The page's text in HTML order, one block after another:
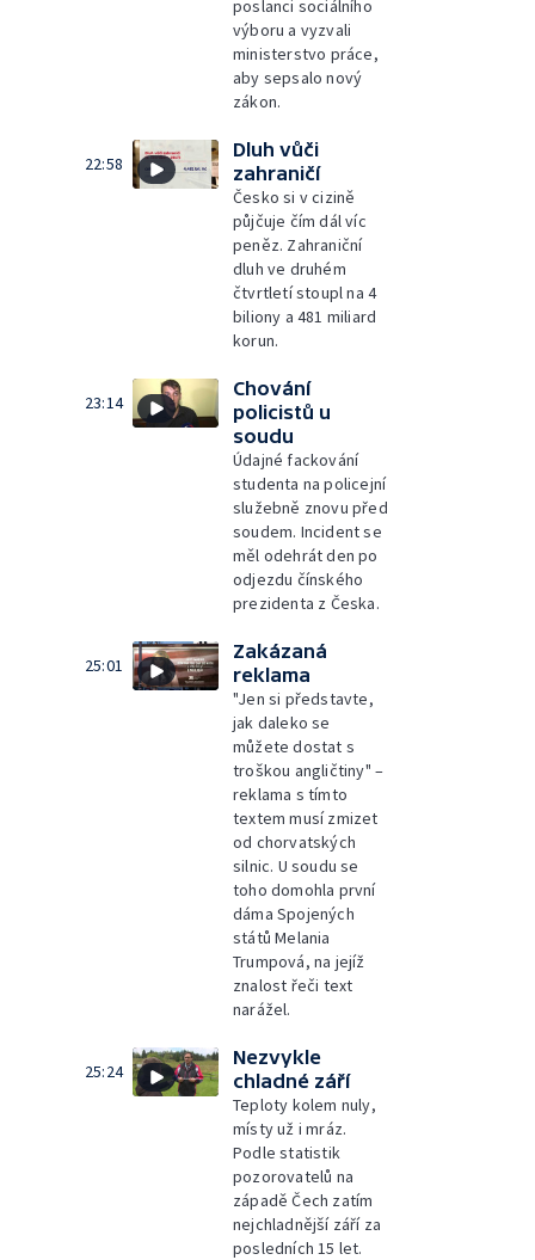
poslanci sociálního
výboru a vyzvali
ministerstvo práce,
aby sepsalo nový
zákon.
22:58
Dluh vůči
zahraničí
Česko si v cizině
půjčuje čím dál víc
peněz. Zahraniční
dluh ve druhém
čtvrtletí stoupl na 4
biliony a 481 miliard
korun.
23:14
Chování
policistů u
soudu
Údajné fackování
studenta na policejní
služebně znovu před
soudem. Incident se
měl odehrát den po
odjezdu čínského
prezidenta z Česka.
25:01
Zakázaná
reklama
"Jen si představte,
jak daleko se
můžete dostat s
troškou angličtiny" –
reklama s tímto
textem musí zmizet
od chorvatských
silnic. U soudu se
toho domohla první
dáma Spojených
států Melania
Trumpová, na jejíž
znalost řeči text
narážel.
25:24
Nezvykle
chladné září
Teploty kolem nuly,
místy už i mráz.
Podle statistik
pozorovatelů na
západě Čech zatím
nejchladnější září za
posledních 15 let.